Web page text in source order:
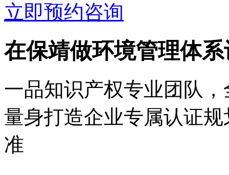
立即预约咨询
在保靖做环境管理体
一品知识产权专业团队
量身打造企业专属认证
准